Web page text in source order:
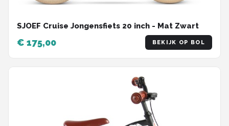
SJOEF Cruise Jongensfiets 20 inch - Mat Zwart
€ 175,00 BEKIJK OP BOL